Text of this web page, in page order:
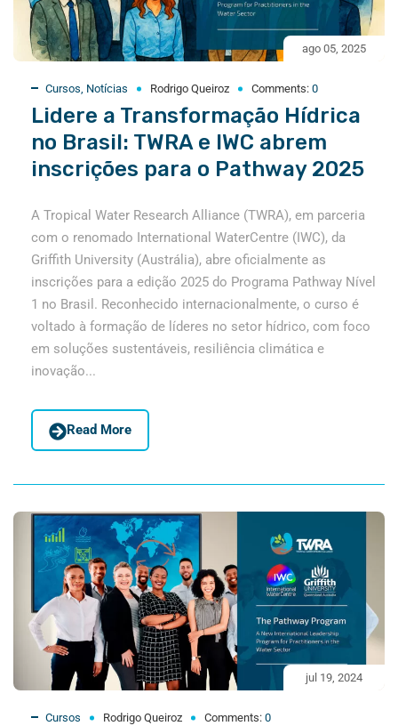
ago 05, 2025
Cursos, Notícias Rodrigo Queiroz Comments: 0
Lidere a Transformação Hídrica
no Brasil: TWRA e IWC abrem
inscrições para o Pathway 2025
A Tropical Water Research Alliance (TWRA), em parceria
com o renomado International WaterCentre (IWC), da
Griffith University (Austrália), abre oficialmente as
inscrições para a edição 2025 do Programa Pathway Nível
1 no Brasil. Reconhecido internacionalmente, o curso é
voltado à formação de líderes no setor hídrico, com foco
em soluções sustentáveis, resiliência climática e
inovação...
Read More
jul 19, 2024
Cursos Rodrigo Queiroz Comments: 0